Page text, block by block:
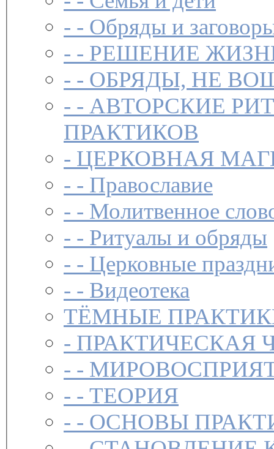
- - Обряды и
- - РЕШЕНИЕ
- - ОБРЯДЫ, НЕ
- - АВТОРСКИЕ
ПРАКТИКОВ
- ЦЕРКОВНАЯ
- - Православие
- - Молитвенное
- - Ритуалы и обряды
- - Церковные
- - Видеотека
ТЁМНЫЕ
- ПРАКТИЧЕСКАЯ
- -
- - ТЕОРИЯ
- - ОСНОВЫ